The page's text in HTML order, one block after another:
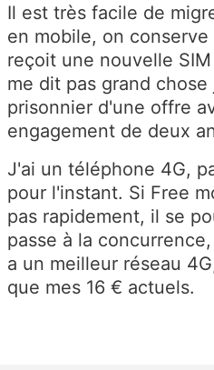
Il est très facile de
en mobile, on
reçoit une nouvelle
me dit pas grand
prisonnier d'une offre
engagement de deux
J'ai un téléphone 4G,
pour l'instant. Si Free
pas rapidement, il se
passe à la
a un meilleur réseau
que mes 16 € actuels.